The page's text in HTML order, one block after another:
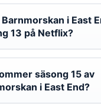
Barnmorskan i East
13 på Netflix?
säsong 15 av
i East End?